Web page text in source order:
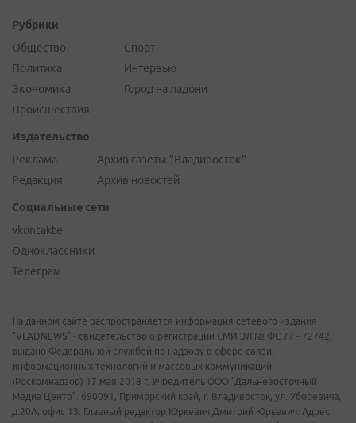
Рубрики
Общество
Политика
Экономика
Происшествия
Спорт
Интервью
Город на ладони
Издательство
Реклама
Редакция
Архив газеты "Владивосток"
Архив новостей
Социальные сети
vkontakte
Одноклассники
Телеграм
На данном сайте распространяется информация сетевого издания
"VLADNEWS" - свидетельство о регистрации СМИ ЭЛ № ФС 77 - 72742,
выдано Федеральной службой по надзору в сфере связи,
информационных технологий и массовых коммуникаций
(Роскомнадзор) 17 мая 2018 г. Учредитель ООО "Дальневосточный
Медиа Центр". 690091, Приморский край, г. Владивосток, ул. Уборевича,
д.20А, офис 13. Главный редактор Юркевич Дмитрий Юрьевич. Адрес